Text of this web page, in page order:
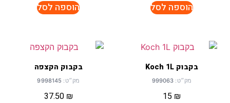
הוספה לסל הוספה לסל
בקבוק Koch 1L
מק״ט:
15 ₪
בקבוק הקצפה
מק״ט:
37.50 ₪